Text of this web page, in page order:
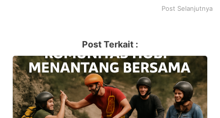
Post Selanjutnya
Post Terkait :